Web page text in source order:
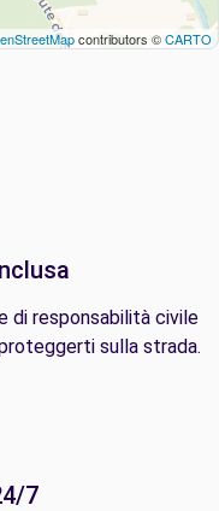
contributors ©CARTO
di responsabilità civile
sulla strada.
7